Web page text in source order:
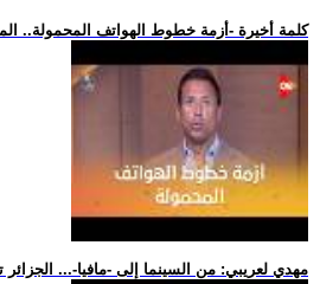
.. كلمة أخيرة -أزمة خطوط الهواتف المحمولة..
.. مهدي لعريبي: من السينما إلى -مافيا-...